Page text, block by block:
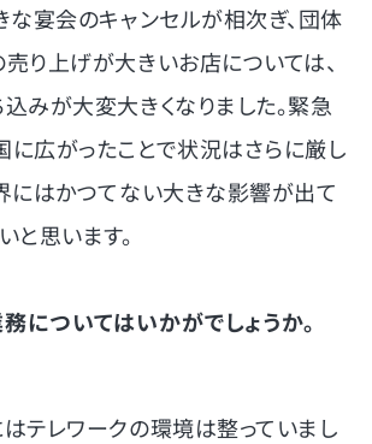
な宴会のキャンセルが相次ぎ、団体
り上げが大きいお店については、
みが大変大きくなりました。緊急
広がったことで状況はさらに厳し
にはかつてない大きな影響が出て
と思います。
についてはいかがでしょうか。
テレワークの環境は整っていまし